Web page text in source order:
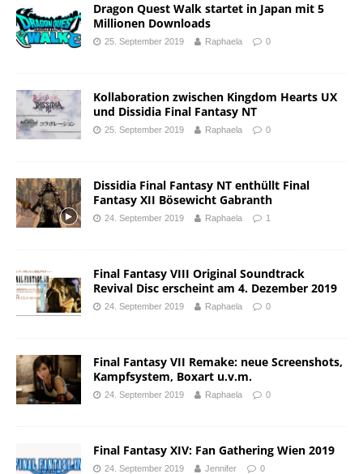
Dragon Quest Walk startet in Japan mit 5
Millionen Downloads
25. September 2019 Raphaela 0
Kollaboration zwischen Kingdom Hearts UX
und Dissidia Final Fantasy NT
25. September 2019 Raphaela 0
Dissidia Final Fantasy NT enthüllt Final
Fantasy XII Bösewicht Gabranth
24. September 2019 Raphaela 1
Final Fantasy VIII Original Soundtrack
Revival Disc erscheint am 4. Dezember 2019
24. September 2019 Raphaela 0
Final Fantasy VII Remake: neue Screenshots,
Kampfsystem, Boxart u.v.m.
24. September 2019 Raphaela 0
Final Fantasy XIV: Fan Gathering Wien 2019
24. September 2019 Jennifer 0